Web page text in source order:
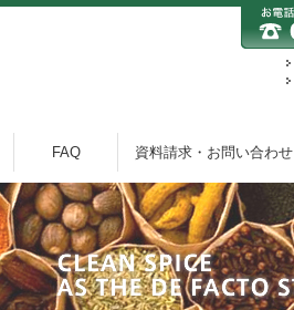
FAQ 資料請求・お問い合わせ